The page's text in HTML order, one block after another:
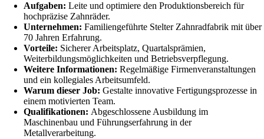
Aufgaben: Leite und optimiere den Produktionsbereich für
hochpräzise Zahnräder.
Unternehmen: Familiengeführte Stelter Zahnradfabrik mit über
70 Jahren Erfahrung.
Vorteile: Sicherer Arbeitsplatz, Quartalsprämien,
Weiterbildungsmöglichkeiten und Betriebsverpflegung.
Weitere Informationen: Regelmäßige Firmenveranstaltungen
und ein kollegiales Arbeitsumfeld.
Warum dieser Job: Gestalte innovative Fertigungsprozesse in
einem motivierten Team.
Qualifikationen: Abgeschlossene Ausbildung im
Maschinenbau und Führungserfahrung in der
Metallverarbeitung.